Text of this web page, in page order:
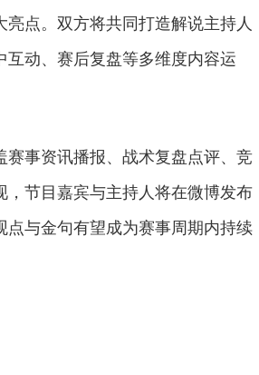
点。双方将共同打造解说主持人
动、赛后复盘等多维度内容运
事资讯播报、战术复盘点评、竞
节目嘉宾与主持人将在微博发布
与金句有望成为赛事周期内持续